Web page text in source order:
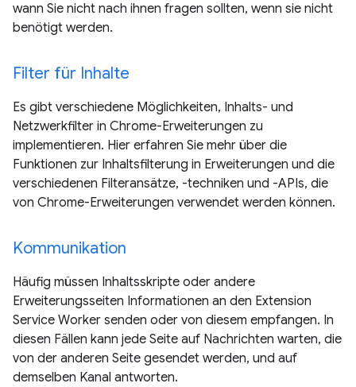
wann Sie nicht nach ihnen fragen sollten, wenn sie nicht
benötigt werden.
Filter für Inhalte
Es gibt verschiedene Möglichkeiten, Inhalts- und
Netzwerkfilter in Chrome-Erweiterungen zu
implementieren. Hier erfahren Sie mehr über die
Funktionen zur Inhaltsfilterung in Erweiterungen und die
verschiedenen Filteransätze, -techniken und -APIs, die
von Chrome-Erweiterungen verwendet werden können.
Kommunikation
Häufig müssen Inhaltsskripte oder andere
Erweiterungsseiten Informationen an den Extension
Service Worker senden oder von diesem empfangen. In
diesen Fällen kann jede Seite auf Nachrichten warten, die
von der anderen Seite gesendet werden, und auf
demselben Kanal antworten.